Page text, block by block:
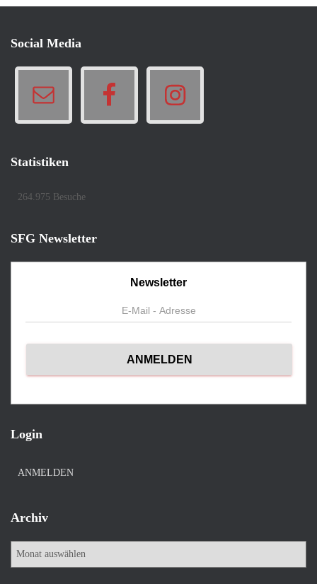
Social Media
Statistiken
264.975 Besuche
SFG Newsletter
Newsletter
Login
ANMELDEN
Archiv
A